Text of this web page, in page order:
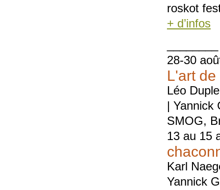
roskot
+ d’infos
28-30
L'art
Léo
| Yannick
SMOG,
13 au 15
Karl
Yannick